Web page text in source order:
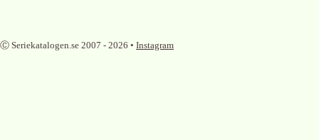
Ⓒ Seriekatalogen.se 2007 - 2026 • Instagram